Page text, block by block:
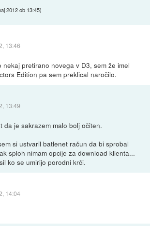
2012 ob 13:45)
13:46
nekaj pretirano novega v D3, sem že imel
Edition pa sem preklical naročilo.
13:49
da je sakrazem malo bolj očiten.
si ustvaril batlenet račun da bi sprobal
sploh nimam opcije za download klienta...
ko se umirijo porodni krči.
14:04